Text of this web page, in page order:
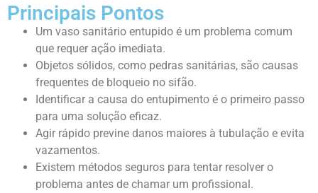
Principais Pontos
Um vaso sanitário entupido é um problema comum
que requer ação imediata.
Objetos sólidos, como pedras sanitárias, são causas
frequentes de bloqueio no sifão.
Identificar a causa do entupimento é o primeiro passo
para uma solução eficaz.
Agir rápido previne danos maiores à tubulação e evita
vazamentos.
Existem métodos seguros para tentar resolver o
problema antes de chamar um profissional.